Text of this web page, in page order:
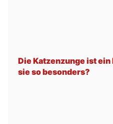
Die Katzenzunge ist ein
sie so besonders?